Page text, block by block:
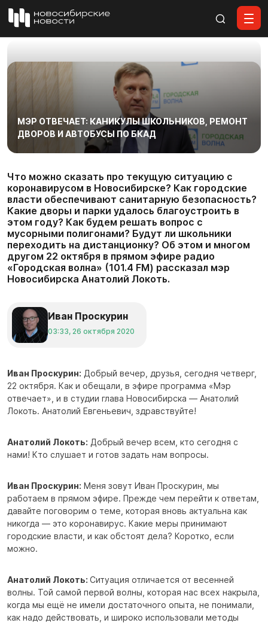
МЭР ОТВЕЧАЕТ: КАНИКУЛЫ ШКОЛЬНИКОВ, РЕМОНТ
ДВОРОВ И АВТОБУСЫ ПО БКАД
Что можно сказать про текущую ситуацию с
коронавирусом в Новосибирске? Как городские
власти обеспечивают санитарную безопасность?
Какие дворы и парки удалось благоустроить в
этом году? Как будем решать вопрос с
мусорными полигонами? Будут ли школьники
переходить на дистанционку? Об этом и многом
другом 22 октября в прямом эфире радио
«Городская волна» (101.4 FM) рассказал мэр
Новосибирска Анатолий Локоть.
Иван Проскурин
03:33, 26 октября 2020
Иван Проскурин: Добрый вечер, друзья, сегодня четверг,
22 октября. Как и обещали, в эфире программа «Мэр
отвечает», и в студии глава Новосибирска — Анатолий
Локоть. Анатолий Евгеньевич, здравствуйте!
Анатолий Локоть: Добрый вечер всем, кто сегодня с
нами! Кто слушает и готов задать нам вопросы.
Иван Проскурин: Меня зовут Иван Проскурин, мы
работаем в прямом эфире. Прежде чем перейти к ответам,
давайте поговорим о теме, которая вновь актуальна как
никогда — это коронавирус. Какие меры принимают
городские власти, и как обстоят дела? Коротко, если
можно.
Анатолий Локоть: Ситуация отличается от весенней
волны. Той самой первой волны, которая нас всех накрыла,
когда мы ещё не имели достаточного опыта, не понимали,
как надо действовать, и широко использовали методы